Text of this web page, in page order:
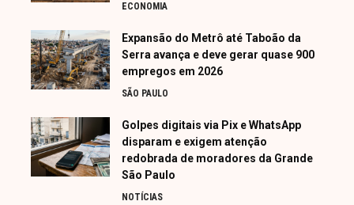
ECONOMIA
Expansão do Metrô até Taboão da
Serra avança e deve gerar quase 900
empregos em 2026
SÃO PAULO
Golpes digitais via Pix e WhatsApp
disparam e exigem atenção
redobrada de moradores da Grande
São Paulo
NOTÍCIAS